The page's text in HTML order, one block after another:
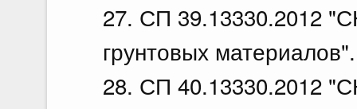
27. СП 39.13330.2012
грунтовых
28. СП 40.13330.2012